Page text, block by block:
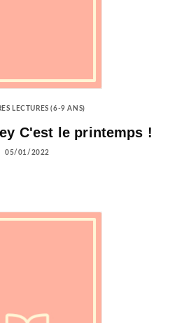
LECTURES (6-9 ANS)
C'est le printemps !
05/01/2022